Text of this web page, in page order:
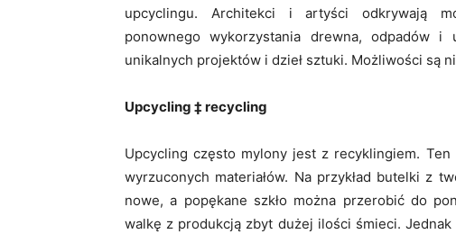
upcyclingu. Architekci i artyści odkrywają
ponownego wykorzystania drewna, odpadów
unikalnych projektów i dzieł sztuki. Możliwości są
Upcycling ‡ recycling
Upcycling często mylony jest z recyklingiem.
wyrzuconych materiałów. Na przykład butelki z
nowe, a popękane szkło można przerobić do
walkę z produkcją zbyt dużej ilości śmieci.